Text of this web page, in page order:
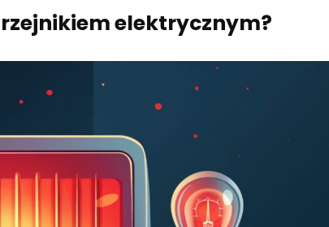
elektrycznym?